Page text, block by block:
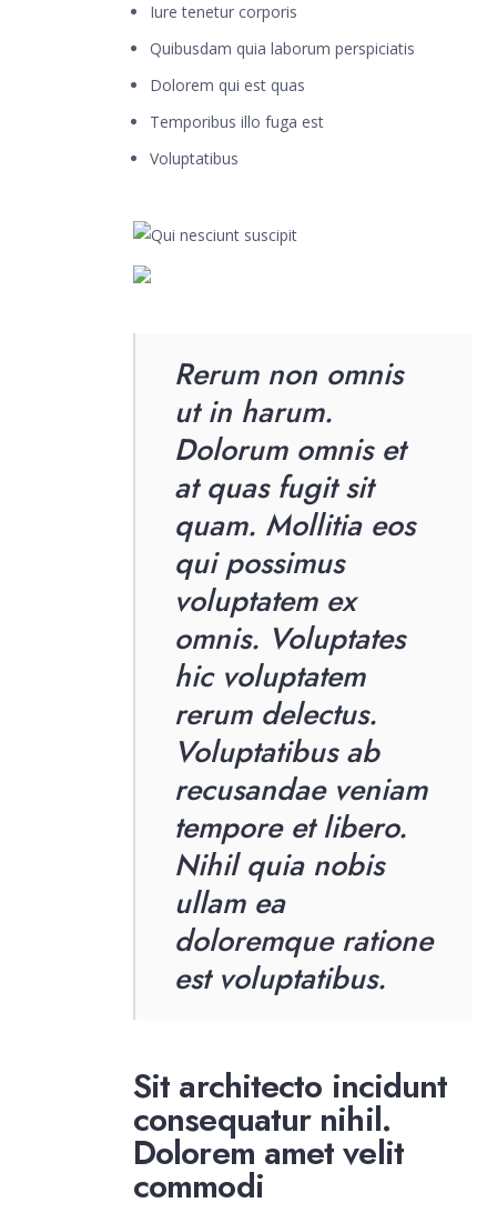
Iure tenetur corporis
Quibusdam quia laborum perspiciatis
Dolorem qui est quas
Temporibus illo fuga est
Voluptatibus
Rerum non omnis
ut in harum.
Dolorum omnis et
at quas fugit sit
quam. Mollitia eos
qui possimus
voluptatem ex
omnis. Voluptates
hic voluptatem
rerum delectus.
Voluptatibus ab
recusandae veniam
tempore et libero.
Nihil quia nobis
ullam ea
doloremque ratione
est voluptatibus.
Sit architecto incidunt
consequatur nihil.
Dolorem amet velit
commodi